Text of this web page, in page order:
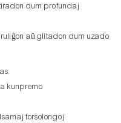
dum profundaj
aŭ glitadon dum uzado
kunpremo
torsolongoj